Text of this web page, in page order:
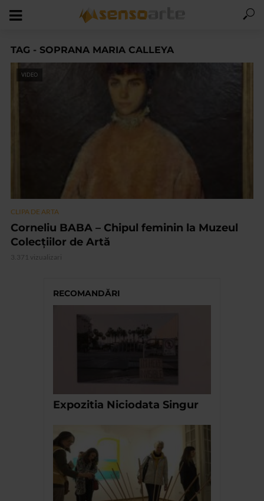
TAG - SOPRANA MARIA CALLEYA
VIDEO
CLIPA DE ARTA
Corneliu BABA – Chipul feminin la Muzeul
Colecțiilor de Artă
3.371 vizualizari
RECOMANDĂRI
Expozitia Niciodata Singur